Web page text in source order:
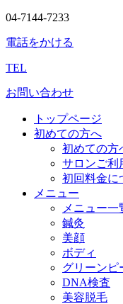
04-7144-7233
電話をかける
TEL
お問い合わせ
トップページ
初めての方へ
初めての方
サロンご利
初回料金に
メニュー
メニュー一
鍼灸
美顔
ボディ
グリーンピ
DNA検査
美容脱毛